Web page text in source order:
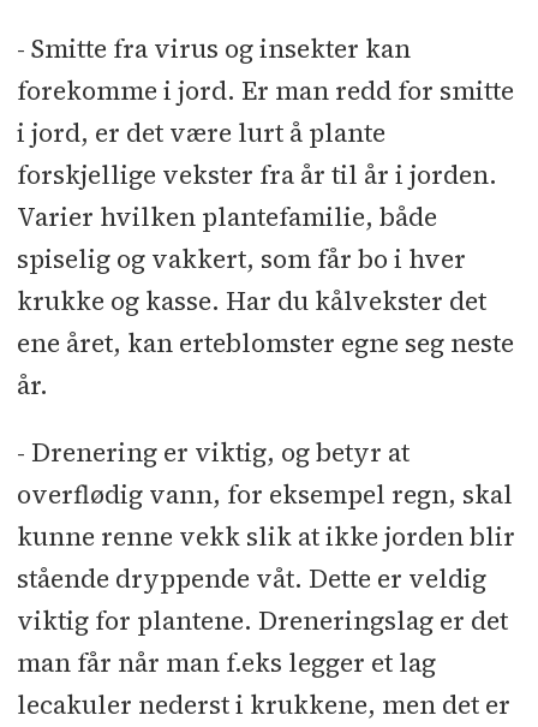
- Smitte fra virus og insekter kan
forekomme i jord. Er man redd for smitte
i jord, er det være lurt å plante
forskjellige vekster fra år til år i jorden.
Varier hvilken plantefamilie, både
spiselig og vakkert, som får bo i hver
krukke og kasse. Har du kålvekster det
ene året, kan erteblomster egne seg neste
år.
- Drenering er viktig, og betyr at
overflødig vann, for eksempel regn, skal
kunne renne vekk slik at ikke jorden blir
stående dryppende våt. Dette er veldig
viktig for plantene. Dreneringslag er det
man får når man f.eks legger et lag
lecakuler nederst i krukkene, men det er